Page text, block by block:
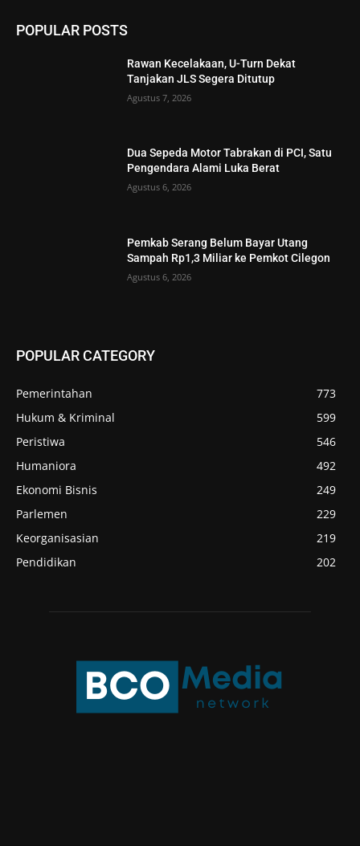
POPULAR POSTS
Rawan Kecelakaan, U-Turn Dekat
Tanjakan JLS Segera Ditutup
Agustus 7, 2026
Dua Sepeda Motor Tabrakan di PCI, Satu
Pengendara Alami Luka Berat
Agustus 6, 2026
Pemkab Serang Belum Bayar Utang
Sampah Rp1,3 Miliar ke Pemkot Cilegon
Agustus 6, 2026
POPULAR CATEGORY
Pemerintahan
773
Hukum & Kriminal
599
Peristiwa
546
Humaniora
492
Ekonomi Bisnis
249
Parlemen
229
Keorganisasian
219
Pendidikan
202